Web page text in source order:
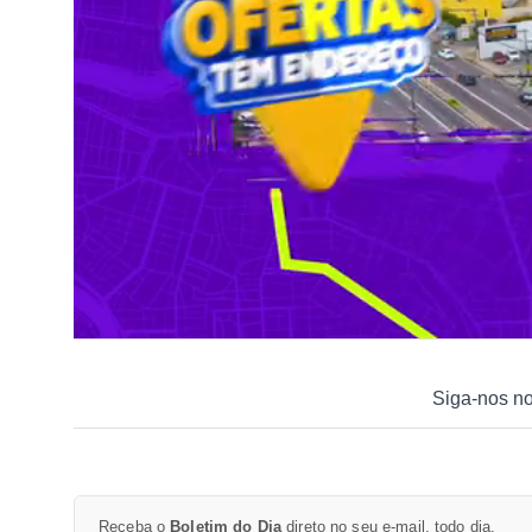
Siga-nos
Receba o Boletim do Diadireto no seu e-mail, todo dia.